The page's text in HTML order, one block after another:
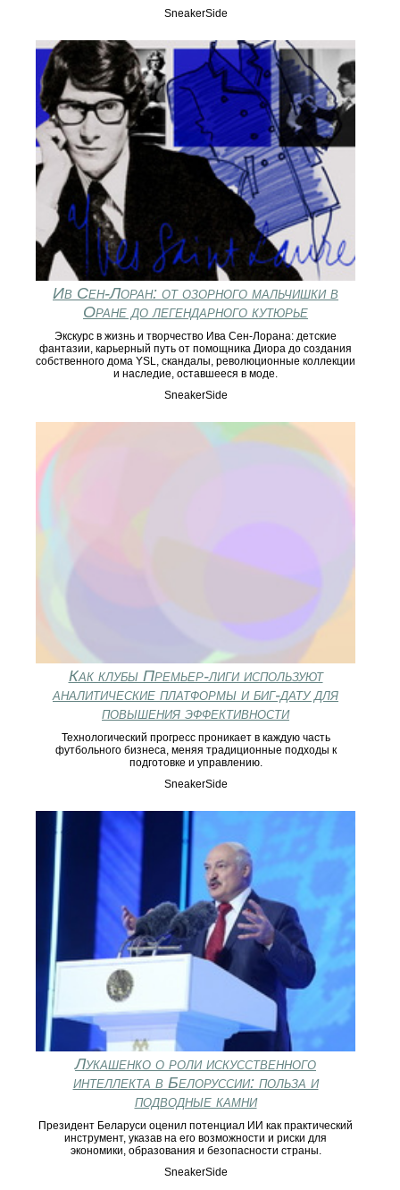
SneakerSide
Ив Сен-Лоран: от озорного мальчишки в
Оране до легендарного кутюрье
Экскурс в жизнь и творчество Ива Сен-Лорана: детские
фантазии, карьерный путь от помощника Диора до создания
собственного дома YSL, скандалы, революционные коллекции
и наследие, оставшееся в моде.
SneakerSide
Как клубы Премьер‑лиги используют
аналитические платформы и биг‑дату для
повышения эффективности
Технологический прогресс проникает в каждую часть
футбольного бизнеса, меняя традиционные подходы к
подготовке и управлению.
SneakerSide
Лукашенко о роли искусственного
интеллекта в Белоруссии: польза и
подводные камни
Президент Беларуси оценил потенциал ИИ как практический
инструмент, указав на его возможности и риски для
экономики, образования и безопасности страны.
SneakerSide